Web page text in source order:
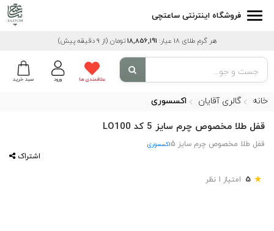
فروشگاه اینترنتی ساعتچی
هر گرم طلای 18 عیار: 18,856,191تومان (از 9 دقیقه پیش)
سبد خرید ورود علاقمندی ها
خانه گالری آقایان اکسسوری
قفل طلا مخصوص چرم سایز 5 کد LO100
قفل طلا مخصوص چرم سایز 5 اکسسوری
اشتراک
★
5 امتیاز 1 نظر